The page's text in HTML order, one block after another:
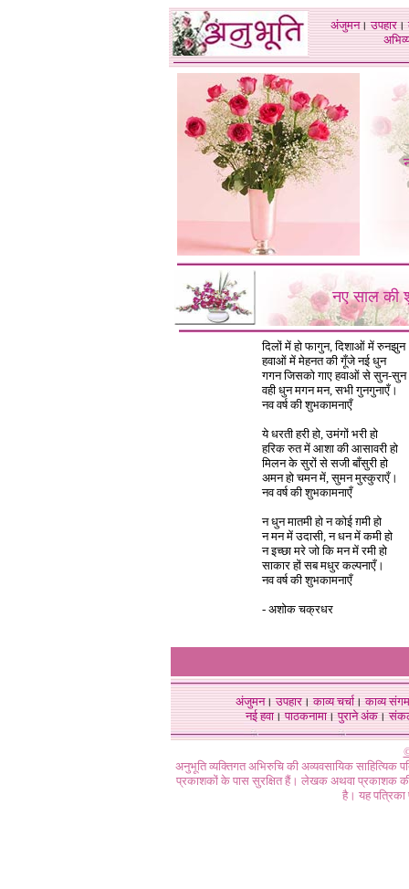
अंजुमन।उपहार।
नए साल की
दिलों में हो फागुन, दिशाओं में रुनझुन
हवाओं में मेहनत की गूँजे नई धुन
गगन जिसको गाए हवाओं से सुन-सुन
वही धुन मगन मन, सभी गुनगुनाएँ।
नव वर्ष की शुभकामनाएँ
ये धरती हरी हो, उमंगों भरी हो
हरिक रुत में आशा की आसावरी हो
मिलन के सुरों से सजी बाँसुरी हो
अमन हो चमन में, सुमन मुस्कुराएँ।
नव वर्ष की शुभकामनाएँ
न धुन मातमी हो न कोई ग़मी हो
न मन में उदासी, न धन में कमी हो
न इच्छा मरे जो कि मन में रमी हो
साकार हों सब मधुर कल्पनाएँ।
नव वर्ष की शुभकामनाएँ
- अशोक चक्रधर
अंजुमन।उपहार।काव्य चर्चा।काव्य संगम
नई हवा। पाठकनामा। पुराने अंक।
अनुभूति व्यक्तिगत अभिरुचि की अव्यवसायिक
प्रकाशकों के पास सुरक्षित हैं। लेखक अथवा प्रकाशक की
है। यह पत्रिका